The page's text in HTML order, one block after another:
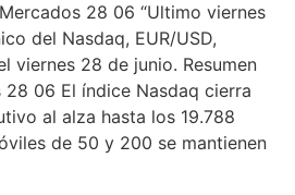
28 06 “Ultimo viernes
del Nasdaq, EUR/USD,
viernes 28 de junio. Resumen
28 06 El índice Nasdaq cierra
al alza hasta los 19.788
de 50 y 200 se mantienen